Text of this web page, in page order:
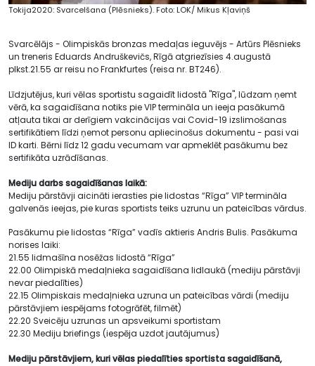
Tokija2020: Svarcelšana (Plēsnieks). Foto: LOK/ Mikus Kļaviņš
Svarcēlājs - Olimpiskās bronzas medaļas ieguvējs - Artūrs Plēsnieks
un treneris Eduards Andruškevičs, Rīgā atgriezīsies 4.augustā
plkst.21.55 ar reisu no Frankfurtes (reisa nr. BT246).
Līdzjutējus, kuri vēlas sportistu sagaidīt lidostā "Rīga", lūdzam ņemt
vērā, ka sagaidīšana notiks pie VIP termināla un ieeja pasākumā
atļauta tikai ar derīgiem vakcinācijas vai Covid-19 izslimošanas
sertifikātiem līdzi ņemot personu apliecinošus dokumentu - pasi vai
ID karti. Bērni līdz 12 gadu vecumam var apmeklēt pasākumu bez
sertifikāta uzrādīšanas.
Mediju darbs sagaidīšanas laikā:
Mediju pārstāvji aicināti ierasties pie lidostas “Rīga” VIP termināla
galvenās ieejas, pie kuras sportists teiks uzrunu un pateicības vārdus.
Pasākumu pie lidostas “Rīga” vadīs aktieris Andris Bulis. Pasākuma
norises laiki:
21.55 lidmašīna nosēžas lidostā “Rīga”
22.00 Olimpiskā medaļnieka sagaidīšana lidlaukā (mediju pārstāvji
nevar piedalīties)
22.15 Olimpiskais medaļnieka uzruna un pateicības vārdi (mediju
pārstāvjiem iespējams fotogrāfēt, filmēt)
22.20 Sveicēju uzrunas un apsveikumi sportistam
22.30 Mediju briefings (iespēja uzdot jautājumus)
Mediju pārstāvjiem, kuri vēlas piedalīties sportista sagaidīšanā,